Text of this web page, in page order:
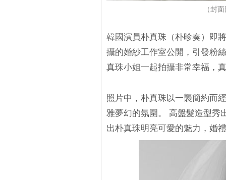
（封
韓國演員朴真珠（朴昣奏）即
攝的婚紗工作室公開，引發粉
真珠小姐一起拍攝非常幸福，
照片中，朴真珠以一襲簡約而
雅夢幻的氛圍。 高盤髮造型秀
出朴真珠明亮可愛的魅力，婚